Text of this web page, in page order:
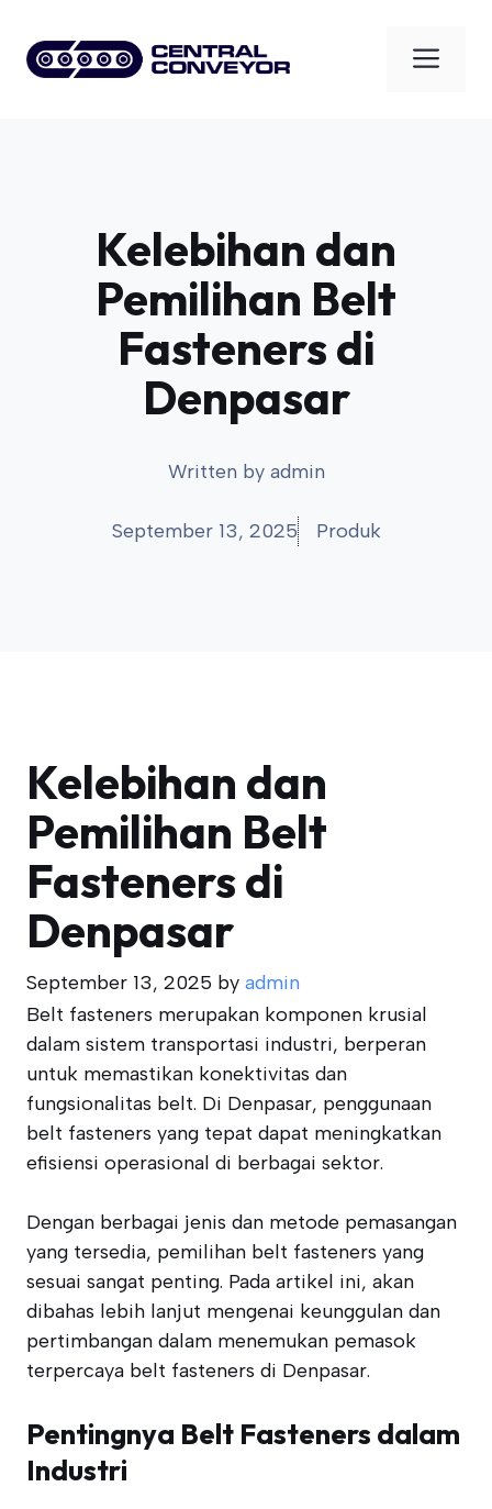
content
Kelebihan dan
Pemilihan Belt
Fasteners di
Denpasar
Written by admin
September 13, 2025 Produk
Kelebihan dan
Pemilihan Belt
Fasteners di
Denpasar
September 13, 2025 by admin
Belt fasteners merupakan komponen krusial
dalam sistem transportasi industri, berperan
untuk memastikan konektivitas dan
fungsionalitas belt. Di Denpasar, penggunaan
belt fasteners yang tepat dapat meningkatkan
efisiensi operasional di berbagai sektor.
Dengan berbagai jenis dan metode pemasangan
yang tersedia, pemilihan belt fasteners yang
sesuai sangat penting. Pada artikel ini, akan
dibahas lebih lanjut mengenai keunggulan dan
pertimbangan dalam menemukan pemasok
terpercaya belt fasteners di Denpasar.
Pentingnya Belt Fasteners dalam
Industri